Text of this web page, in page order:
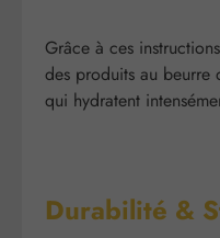
Grâce à ces
des produits au beurre
qui hydratent
Durabilité &